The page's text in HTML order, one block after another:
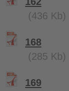
(436 Kb)
168
(285 Kb)
169